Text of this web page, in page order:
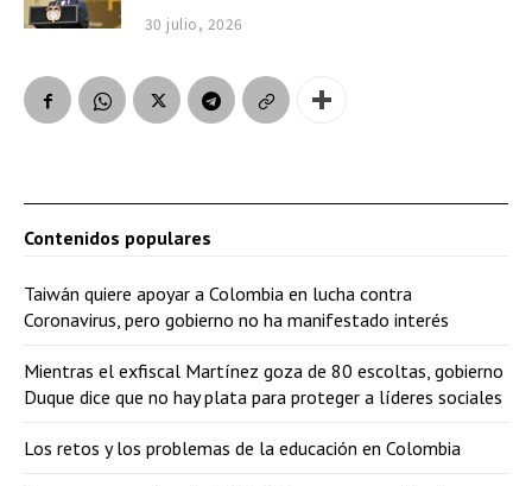
30 julio, 2026
Contenidos populares
Taiwán quiere apoyar a Colombia en lucha contra
Coronavirus, pero gobierno no ha manifestado interés
Mientras el exfiscal Martínez goza de 80 escoltas, gobierno
Duque dice que no hay plata para proteger a líderes sociales
Los retos y los problemas de la educación en Colombia